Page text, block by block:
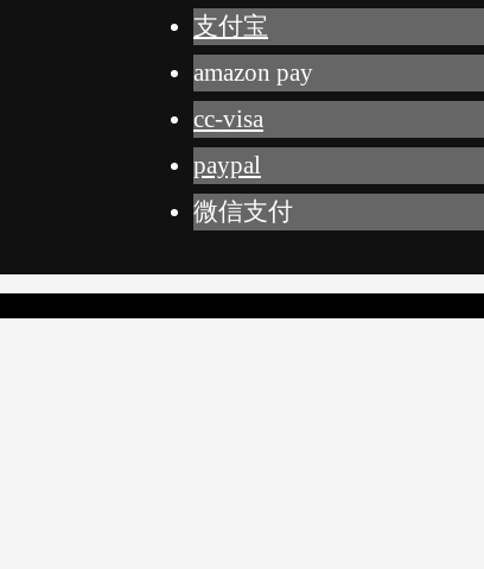
支付宝
amazon pay
cc-visa
paypal
微信支付